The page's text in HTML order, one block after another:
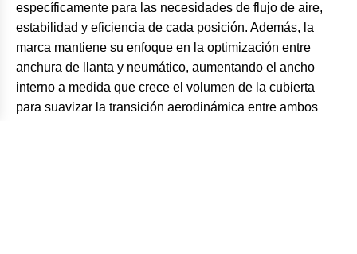
específicamente para las necesidades de flujo de aire,
estabilidad y eficiencia de cada posición. Además, la
marca mantiene su enfoque en la optimización entre
anchura de llanta y neumático, aumentando el ancho
interno a medida que crece el volumen de la cubierta
para suavizar la transición aerodinámica entre ambos